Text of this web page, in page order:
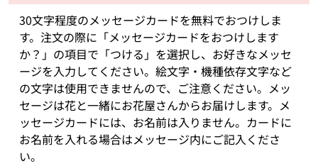
30文字程度のメッセージカードを無料でおつけしま
す。注文の際に「メッセージカードをおつけします
か？」の項目で「つける」を選択し、お好きなメッセ
ージを入力してください。絵文字・機種依存文字など
の文字は使用できませんので、ご注意ください。メッ
セージは花と一緒にお花屋さんからお届けします。メ
ッセージカードには、お名前は入りません。カードに
お名前を入れる場合はメッセージ内にご記入くださ
い。